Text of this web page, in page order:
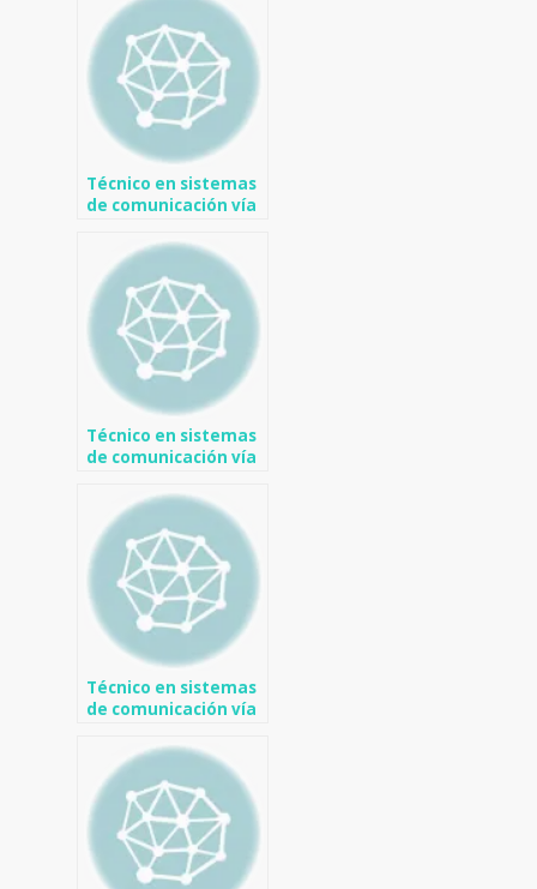
Técnico en sistemas
de comunicación vía
Técnico en sistemas
de comunicación vía
Técnico en sistemas
de comunicación vía
Pedreguer